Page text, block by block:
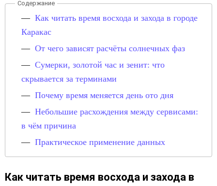
Как читать время восхода и захода в городе
Каракас
От чего зависят расчёты солнечных фаз
Сумерки, золотой час и зенит: что
скрывается за терминами
Почему время меняется день ото дня
Небольшие расхождения между сервисами:
в чём причина
Практическое применение данных
Как читать время восхода и захода в